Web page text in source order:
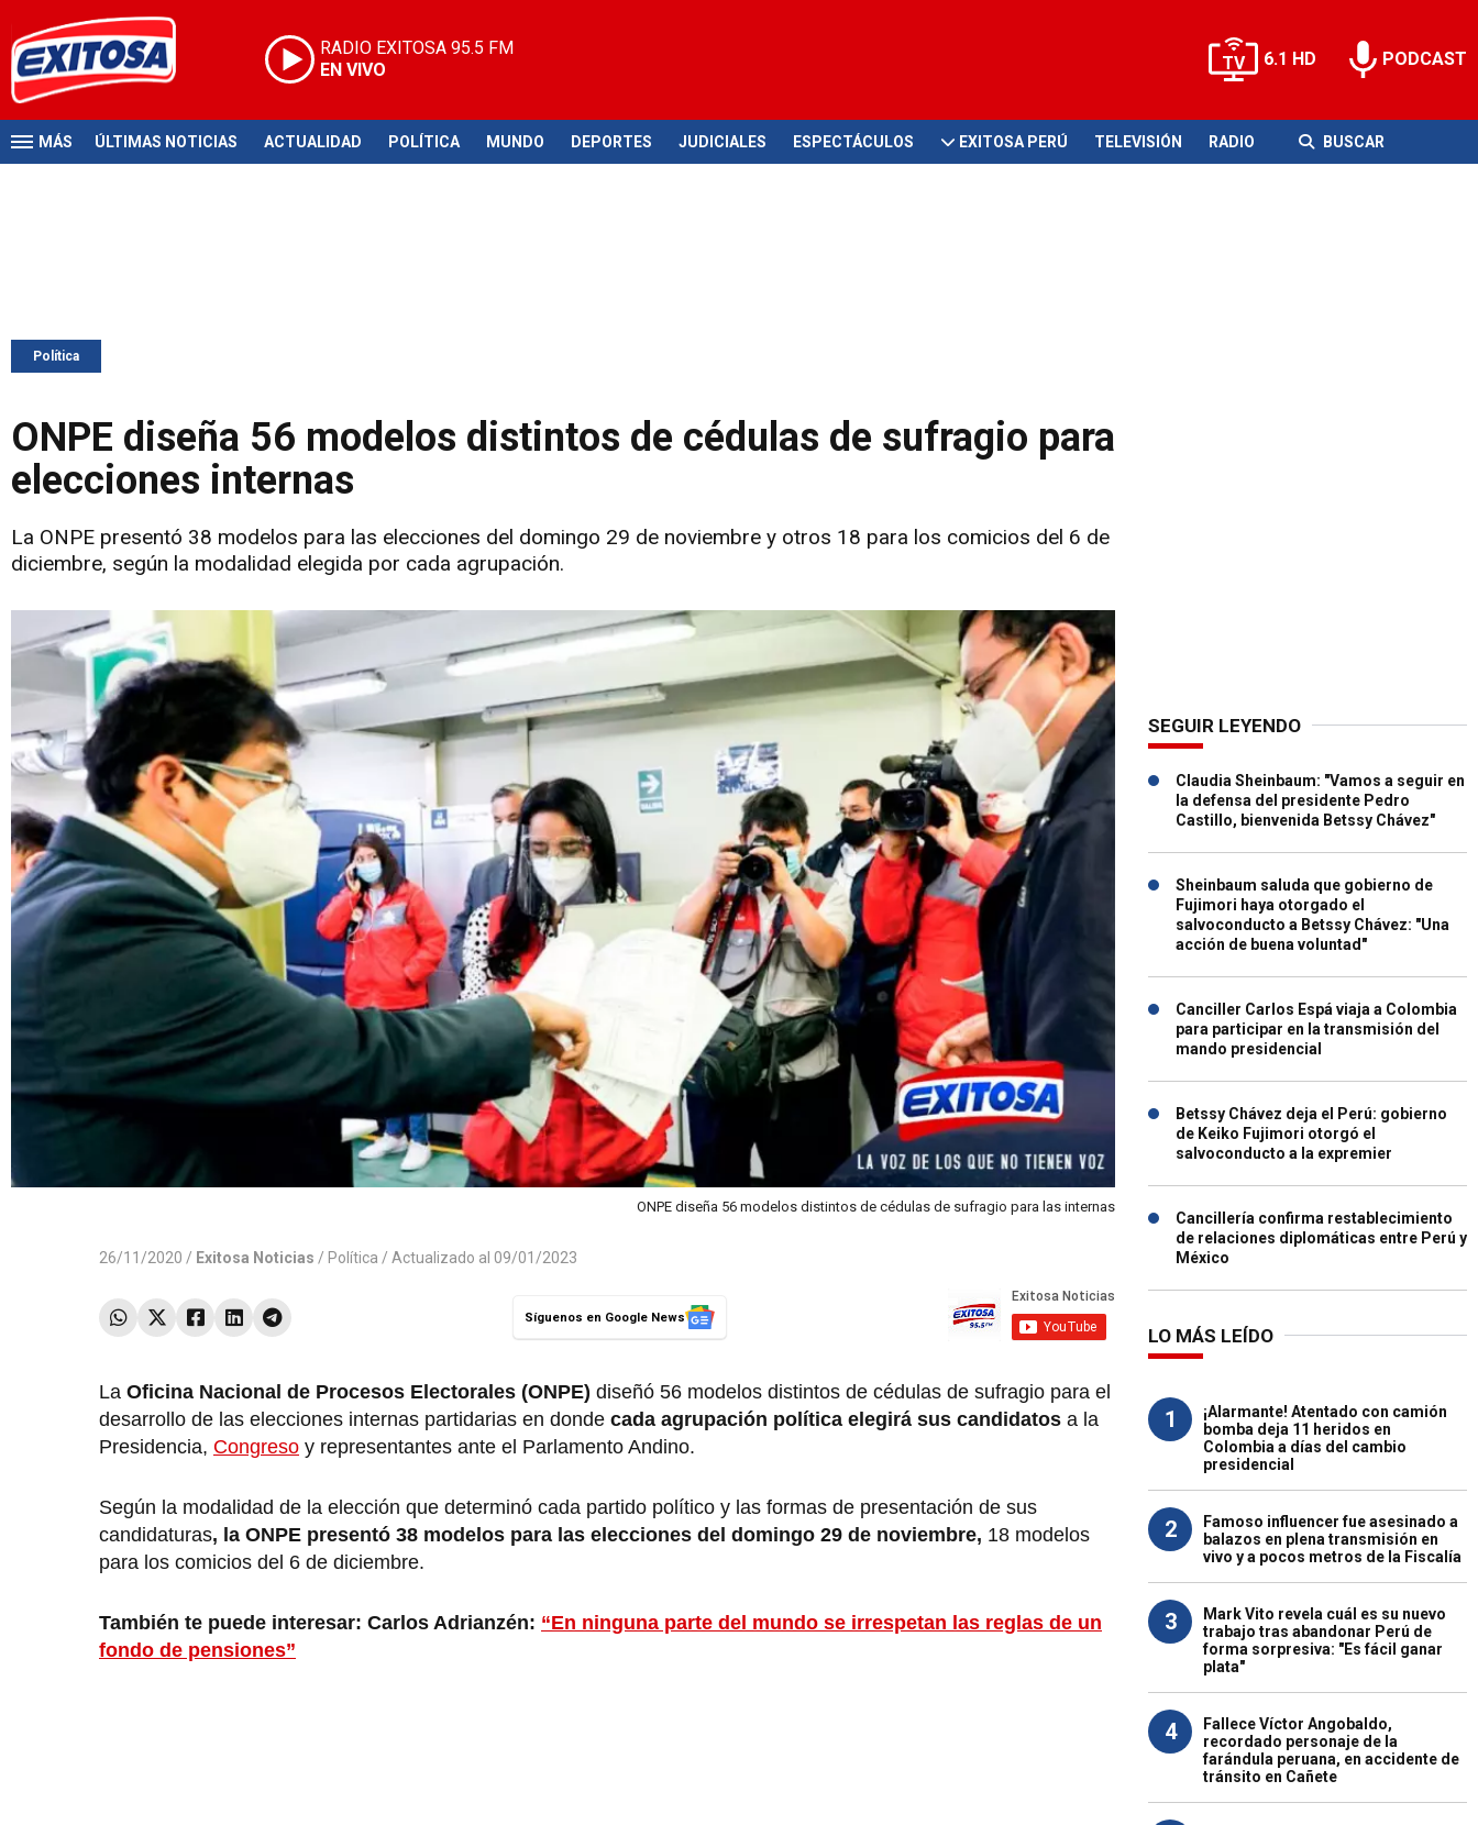
RADIO EXITOSA 95.5 FM
EN VIVO
6.1 HD PODCAST
MÁS ÚLTIMAS NOTICIAS ACTUALIDAD POLÍTICA MUNDO DEPORTES JUDICIALES ESPECTÁCULOS EXITOSA PERÚ TELEVISIÓN RADIO BUSCAR
Política
ONPE diseña 56 modelos distintos de cédulas de sufragio para
elecciones internas
La ONPE presentó 38 modelos para las elecciones del domingo 29 de noviembre y otros 18 para los comicios del 6 de
diciembre, según la modalidad elegida por cada agrupación.
ONPE diseña 56 modelos distintos de cédulas de sufragio para las internas
26/11/2020 / Exitosa Noticias / Política / Actualizado al 09/01/2023
Síguenos en Google News
La Oficina Nacional de Procesos Electorales (ONPE) diseñó 56 modelos distintos de cédulas de sufragio para el
desarrollo de las elecciones internas partidarias en donde cada agrupación política elegirá sus candidatos a la
Presidencia, Congreso y representantes ante el Parlamento Andino.
Según la modalidad de la elección que determinó cada partido político y las formas de presentación de sus
candidaturas, la ONPE presentó 38 modelos para las elecciones del domingo 29 de noviembre, 18 modelos
para los comicios del 6 de diciembre.
También te puede interesar: Carlos Adrianzén: “En ninguna parte del mundo se irrespetan las reglas de un
fondo de pensiones”
SEGUIR LEYENDO
Claudia Sheinbaum: "Vamos a seguir en
la defensa del presidente Pedro
Castillo, bienvenida Betssy Chávez"
Sheinbaum saluda que gobierno de
Fujimori haya otorgado el
salvoconducto a Betssy Chávez: "Una
acción de buena voluntad"
Canciller Carlos Espá viaja a Colombia
para participar en la transmisión del
mando presidencial
Betssy Chávez deja el Perú: gobierno
de Keiko Fujimori otorgó el
salvoconducto a la expremier
Cancillería confirma restablecimiento
de relaciones diplomáticas entre Perú y
México
LO MÁS LEÍDO
1
¡Alarmante! Atentado con camión
bomba deja 11 heridos en
Colombia a días del cambio
presidencial
2
Famoso influencer fue asesinado a
balazos en plena transmisión en
vivo y a pocos metros de la Fiscalía
3
Mark Vito revela cuál es su nuevo
trabajo tras abandonar Perú de
forma sorpresiva: "Es fácil ganar
plata"
4
Fallece Víctor Angobaldo,
recordado personaje de la
farándula peruana, en accidente de
tránsito en Cañete